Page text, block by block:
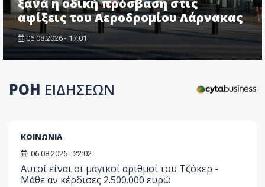
αφίξεις του Αεροδρομίου Λάρνακας
06.08.2026 - 17:01
ΡΟΗ ΕΙΔΗΣΕΩΝ
ΚΟΙΝΩΝΙΑ
06.08.2026 - 22:02
Αυτοί είναι οι μαγικοί αριθμοί του Τζόκερ -
Μάθε αν κέρδισες 2.500.000 ευρώ